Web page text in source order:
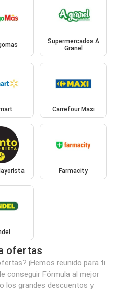
Supermercados A
Granel
Carrefour Maxi
Farmacity
ofertas
¡Hemos reunido para ti
conseguir Fórmula al mejor
los grandes descuentos y